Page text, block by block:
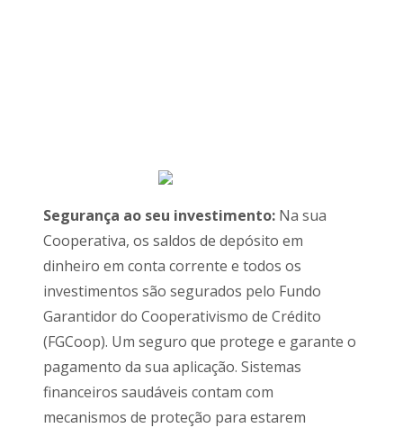
Segurança ao seu investimento:Na sua
Cooperativa, os saldos de depósito em
dinheiro em conta corrente e todos os
investimentos são segurados pelo Fundo
Garantidor do Cooperativismo de Crédito
(FGCoop). Um seguro que protege e garante o
pagamento da sua aplicação. Sistemas
financeiros saudáveis contam com
mecanismos de proteção para estarem